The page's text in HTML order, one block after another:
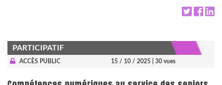
PARTICIPATIF
ACCÈS PUBLIC 15 / 10 / 2025 | 30 vues